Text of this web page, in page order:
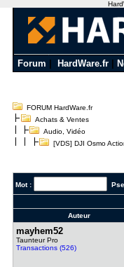
Forum HardWare.fr
FORUM HardWare.fr
Achats & Ventes
Audio, Vidéo
[VDS] DJI Osmo
Mot :
Auteur
mayhem52
Taunteur Pro
Transactions (526)